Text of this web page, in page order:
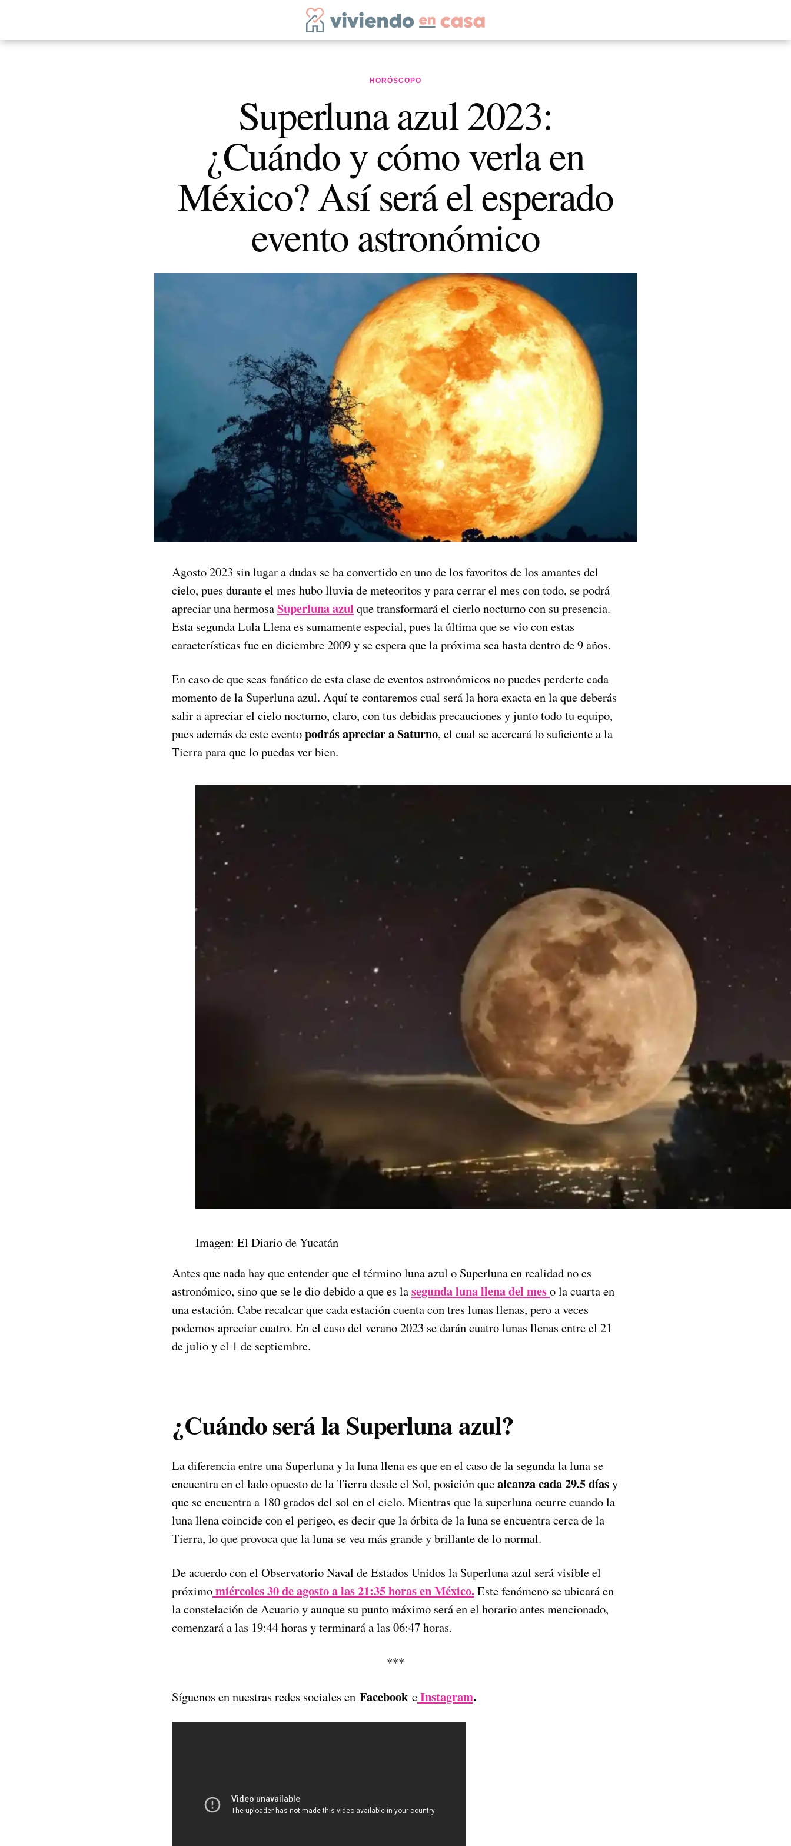
HORÓSCOPO
Superluna azul 2023:
¿Cuándo y cómo verla en
México? Así será el esperado
evento astronómico
Agosto 2023 sin lugar a dudas se ha convertido en uno de los favoritos de los amantes del
cielo, pues durante el mes hubo lluvia de meteoritos y para cerrar el mes con todo, se podrá
apreciar una hermosaSuperluna azul que transformará el cierlo nocturno con su presencia.
Esta segunda Lula Llena es sumamente especial, pues la última que se vio con estas
características fue en diciembre 2009 y se espera que la próxima sea hasta dentro de 9 años.
En caso de que seas fanático de esta clase de eventos astronómicos no puedes perderte cada
momento de la Superluna azul. Aquí te contaremos cual será la hora exacta en la que deberás
salir a apreciar el cielo nocturno, claro, con tus debidas precauciones y junto todo tu equipo,
pues además de este eventopodrás apreciar a Saturno, el cual se acercará lo suficiente a la
Tierra para que lo puedas ver bien.
Imagen: El Diario de Yucatán
Antes que nada hay que entender que el término luna azul o Superluna en realidad no es
astronómico, sino que se le dio debido a que es lasegunda luna llena del meso la cuarta en
una estación. Cabe recalcar que cada estación cuenta con tres lunas llenas, pero a veces
podemos apreciar cuatro. En el caso del verano 2023 se darán cuatro lunas llenas entre el 21
de julio y el 1 de septiembre.
¿Cuándo será la Superluna azul?
La diferencia entre una Superluna y la luna llena es que en el caso de la segunda la luna se
encuentra en el lado opuesto de la Tierra desde el Sol, posición quealcanza cada 29.5 díasy
que se encuentra a 180 grados del sol en el cielo. Mientras que la superluna ocurre cuando la
luna llena coincide con el perigeo, es decir que la órbita de la luna se encuentra cerca de la
Tierra, lo que provoca que la luna se vea más grande y brillante de lo normal.
De acuerdo con el Observatorio Naval de Estados Unidos la Superluna azul será visible el
próximomiércoles 30 de agosto a las 21:35 horas en México.Este fenómeno se ubicará en
la constelación de Acuario y aunque su punto máximo será en el horario antes mencionado,
comenzará a las 19:44 horas y terminará a las 06:47 horas.
***
Síguenos en nuestras redes sociales en Facebook eInstagram.